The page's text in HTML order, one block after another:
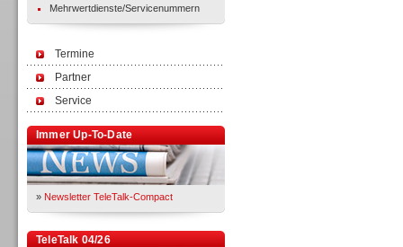
Mehrwertdienste/Servicenummern
Termine
Partner
Service
Immer Up-To-Date
» Newsletter TeleTalk-Compact
TeleTalk 04/26